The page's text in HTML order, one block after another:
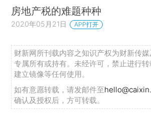
房地产税的难题种种
2020年05月21日 APP打开
财新网所刊载内容之知识产权为财新传
专属所有或持有。未经许可，禁止进行
建立镜像等任何使用。
如有意愿转载，请发邮件至
确认及授权后，方可转载。